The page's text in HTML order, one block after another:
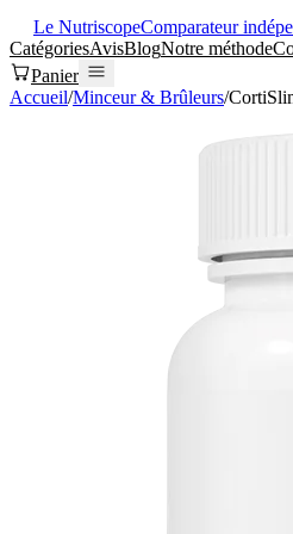
Le NutriscopeComparateur
CatégoriesAvisBlogNotre méthode
Panier
Accueil/Minceur & Brûleurs/